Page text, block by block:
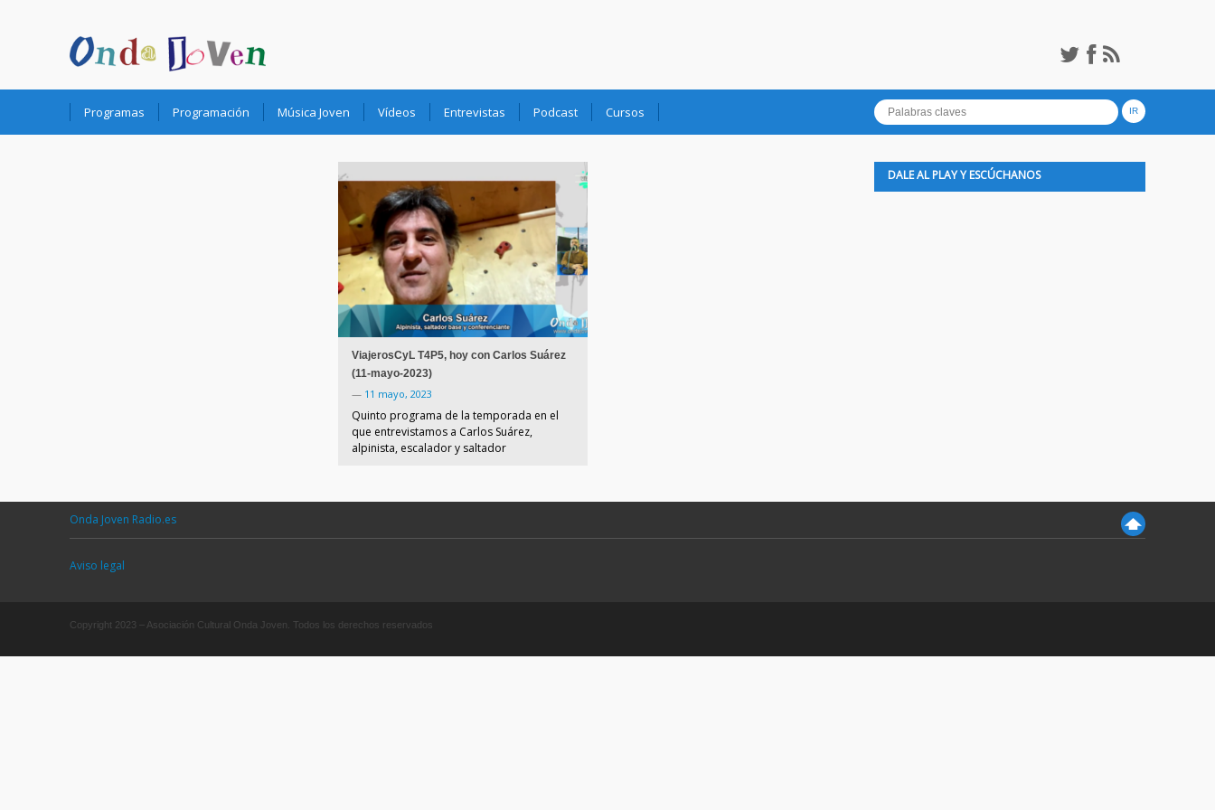
Onda Joven Radio.es
Programas Programación Música Joven Vídeos Entrevistas Podcast Cursos
ViajerosCyL T4P5, hoy con Carlos Suárez
(11-mayo-2023)
— 11 mayo, 2023
Quinto programa de la temporada en el
que entrevistamos a Carlos Suárez,
alpinista, escalador y saltador
DALE AL PLAY Y ESCÚCHANOS
Onda Joven Radio.es
Aviso legal
Copyright 2023 – Asociación Cultural Onda Joven. Todos los derechos reservados